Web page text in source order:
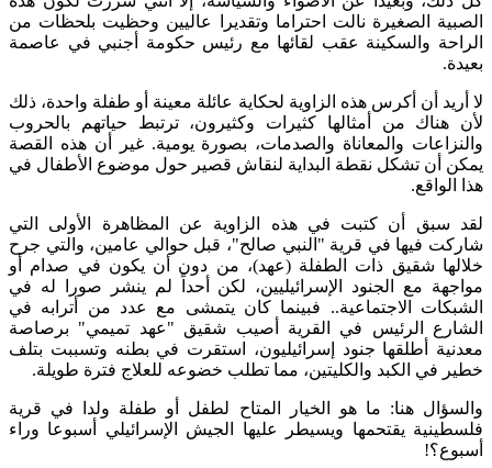
الصبية الصغيرة نالت احتراما وتقديرا عاليين وحظيت بلحظات من
الراحة والسكينة عقب لقائها مع رئيس حكومة أجنبي في عاصمة
بعيدة.
لا أريد أن أكرس هذه الزاوية لحكاية عائلة معينة أو طفلة واحدة، ذلك
لأن هناك من أمثالها كثيرات وكثيرون، ترتبط حياتهم بالحروب
والنزاعات والمعاناة والصدمات، بصورة يومية. غير أن هذه القصة
يمكن أن تشكل نقطة البداية لنقاش قصير حول موضوع الأطفال في
هذا الواقع.
لقد سبق أن كتبت في هذه الزاوية عن المظاهرة الأولى التي
شاركت فيها في قرية "النبي صالح"، قبل حوالي عامين، والتي جرح
خلالها شقيق ذات الطفلة (عهد)، من دون أن يكون في صدام أو
مواجهة مع الجنود الإسرائيليين، لكن أحداً لم ينشر صورا له في
الشبكات الاجتماعية.. فبينما كان يتمشى مع عدد من أترابه في
الشارع الرئيس في القرية أصيب شقيق "عهد تميمي" برصاصة
معدنية أطلقها جنود إسرائيليون، استقرت في بطنه وتسببت بتلف
خطير في الكبد والكليتين، مما تطلب خضوعه للعلاج فترة طويلة.
والسؤال هنا: ما هو الخيار المتاح لطفل أو طفلة ولدا في قرية
فلسطينية يقتحمها ويسيطر عليها الجيش الإسرائيلي أسبوعا وراء
أسبوع؟!